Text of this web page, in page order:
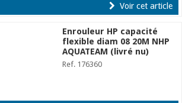
Voir cet article
Enrouleur HP capacité
flexible diam 08 20M NHP
AQUATEAM (livré nu)
Ref. 176360